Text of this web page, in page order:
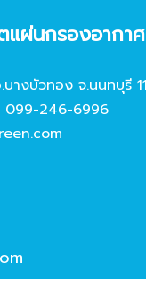
แผ่นกรองอากาศ
งบัวทอง จ.นนทบุรี
099-246-6996